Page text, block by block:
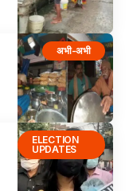
अभी-अभी
ELECTION
UPDATES